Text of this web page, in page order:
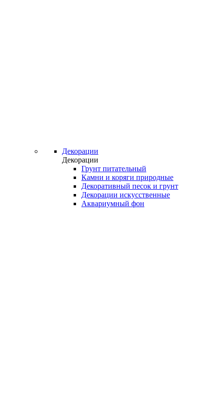
Декорации
Декорации
Грунт питательный
Камни и коряги природные
Декоративный песок и грунт
Декорации искусственные
Аквариумный фон